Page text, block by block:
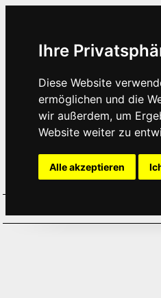
Ihre
Diese Website
ermöglichen und die
wir außerdem, um
Website weiter zu
Alle akzeptieren